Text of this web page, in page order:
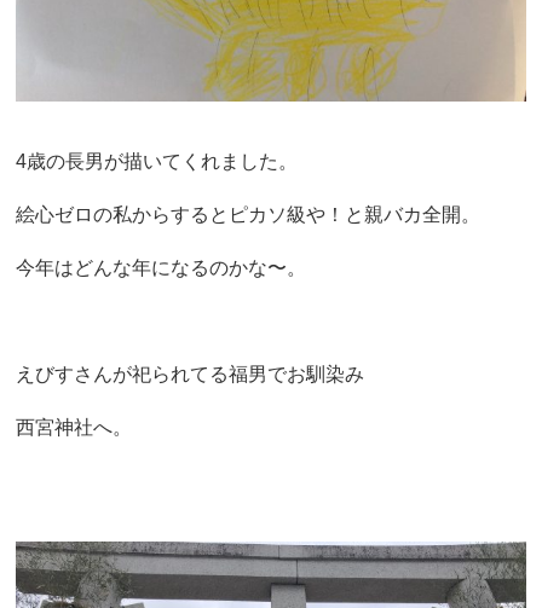
4歳の長男が描いてくれました。
絵心ゼロの私からするとピカソ級や！と親バカ全開。
今年はどんな年になるのかな〜。
えびすさんが祀られてる福男でお馴染み
西宮神社へ。